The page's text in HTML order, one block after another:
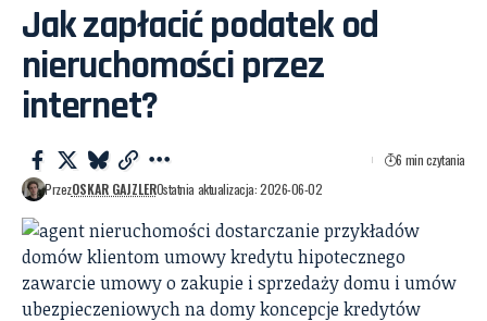
Jak zapłacić podatek od
nieruchomości przez
internet?
PrzezOSKAR GAJZLEROstatnia aktualizacja: 2026-06-02
6 min czytania